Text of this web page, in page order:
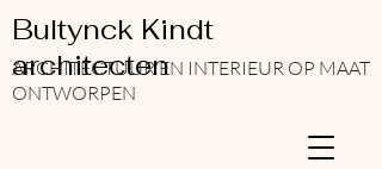
Bultynck Kindt
architecten
ARCHITECTUUR EN INTERIEUR OP MAAT
ONTWORPEN